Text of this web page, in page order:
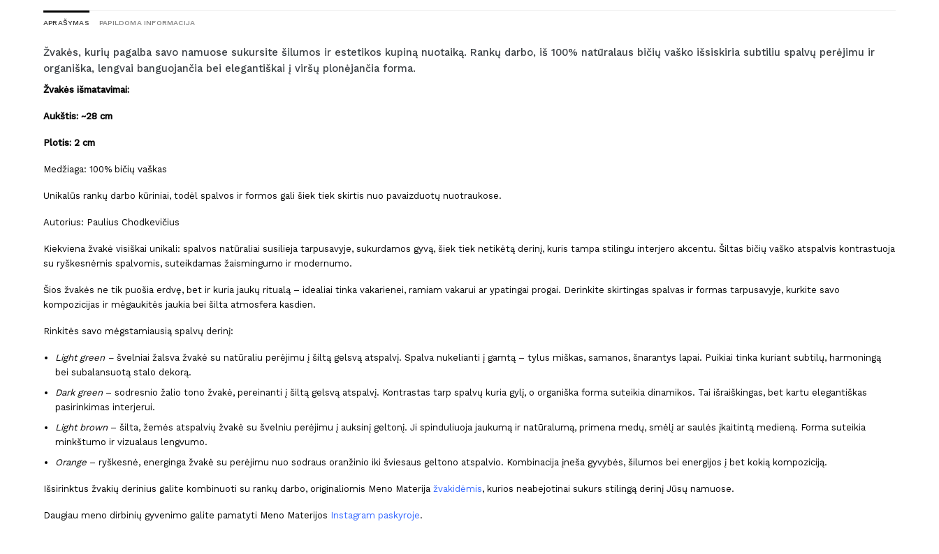
APRAŠYMAS PAPILDOMA INFORMACIJA
Žvakės, kurių pagalba savo namuose sukursite šilumos ir estetikos kupiną nuotaiką. Rankų darbo, iš 100% natūralaus bičių vaško išsiskiria subtiliu spalvų perėjimu ir
organiška, lengvai banguojančia bei elegantiškai į viršų plonėjančia forma.
Žvakės išmatavimai:
Aukštis: ~28 cm
Plotis: 2 cm
Medžiaga: 100% bičių vaškas
Unikalūs rankų darbo kūriniai, todėl spalvos ir formos gali šiek tiek skirtis nuo pavaizduotų nuotraukose.
Autorius: Paulius Chodkevičius
Kiekviena žvakė visiškai unikali: spalvos natūraliai susilieja tarpusavyje, sukurdamos gyvą, šiek tiek netikėtą derinį, kuris tampa stilingu interjero akcentu. Šiltas bičių vaško atspalvis kontrastuoja
su ryškesnėmis spalvomis, suteikdamas žaismingumo ir modernumo.
Šios žvakės ne tik puošia erdvę, bet ir kuria jaukų ritualą – idealiai tinka vakarienei, ramiam vakarui ar ypatingai progai. Derinkite skirtingas spalvas ir formas tarpusavyje, kurkite savo
kompozicijas ir mėgaukitės jaukia bei šilta atmosfera kasdien.
Rinkitės savo mėgstamiausią spalvų derinį:
Light green – švelniai žalsva žvakė su natūraliu perėjimu į šiltą gelsvą atspalvį. Spalva nukelianti į gamtą – tylus miškas, samanos, šnarantys lapai. Puikiai tinka kuriant subtilų, harmoningą
bei subalansuotą stalo dekorą.
Dark green – sodresnio žalio tono žvakė, pereinanti į šiltą gelsvą atspalvį. Kontrastas tarp spalvų kuria gylį, o organiška forma suteikia dinamikos. Tai išraiškingas, bet kartu elegantiškas
pasirinkimas interjerui.
Light brown – šilta, žemės atspalvių žvakė su švelniu perėjimu į auksinį geltonį. Ji spinduliuoja jaukumą ir natūralumą, primena medų, smėlį ar saulės įkaitintą medieną. Forma suteikia
minkštumo ir vizualaus lengvumo.
Orange – ryškesnė, energinga žvakė su perėjimu nuo sodraus oranžinio iki šviesaus geltono atspalvio. Kombinacija įneša gyvybės, šilumos bei energijos į bet kokią kompoziciją.
Išsirinktus žvakių derinius galite kombinuoti su rankų darbo, originaliomis Meno Materija žvakidėmis, kurios neabejotinai sukurs stilingą derinį Jūsų namuose.
Daugiau meno dirbinių gyvenimo galite pamatyti Meno Materijos Instagram paskyroje.